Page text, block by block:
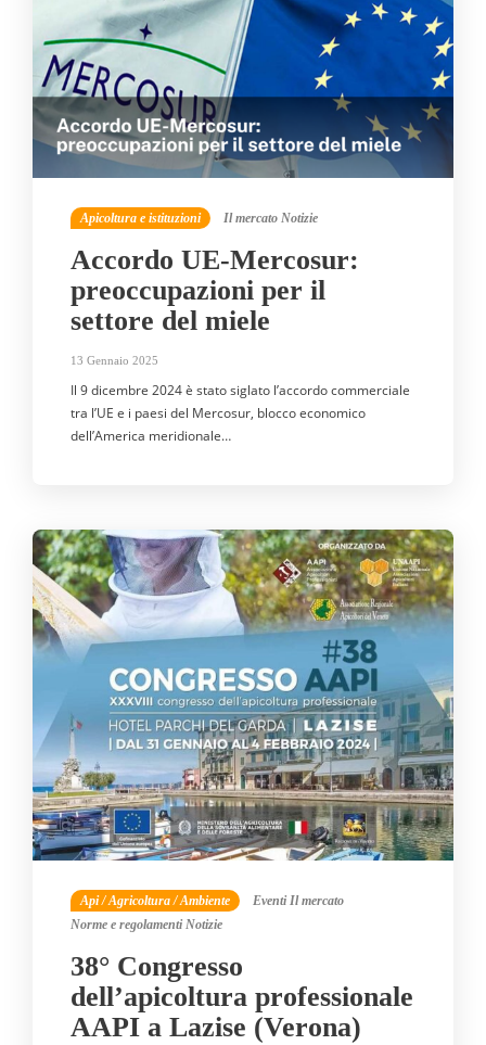
Apicoltura e istituzioni Il mercato Notizie
Accordo UE-Mercosur:
preoccupazioni per il
settore del miele
13 Gennaio 2025
Il 9 dicembre 2024 è stato siglato l’accordo commerciale
tra l’UE e i paesi del Mercosur, blocco economico
dell’America meridionale…
Api / Agricoltura / Ambiente Eventi Il mercato
Norme e regolamenti Notizie
38° Congresso
dell’apicoltura professionale
AAPI a Lazise (Verona)